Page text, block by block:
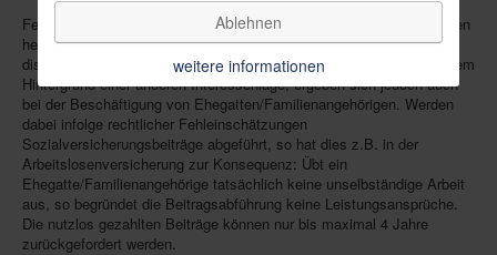
Fehleinschätzungen des rechtlichen Status von Beschäftigten werden
heute meistens im Rahmen der sog. “Scheinselbständigkeit”
diskutiert. Dieselben Abgrenzungsschwierigkeiten, wenn auch vor dem
Hintergrund einer anderen Interessenlage, ergeben sich jedoch auch
bei der Beschäftigung von Ehegatten/Familienangehörigen. Werden
dabei infolge rechtlicher Fehleinschätzungen
Sozialversicherungsbeiträge abgeführt, so hat dies z.B. in der
Arbeitslosenversicherung zur Konsequenz: Übt ein
Ehegatte/Familienangehörige tatsächlich keine unselbständige Arbeit
aus, so begründet die Beitragsabführung keine Leistungsansprüche.
Die nutzlos gezahlten Beiträge können nur bis maximal 4 Jahre
zurückgefordert werden.
Ablehnen
weitere informationen